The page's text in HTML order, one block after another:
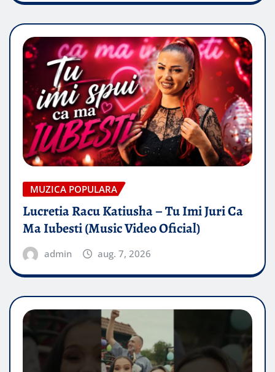
MUZICA POPULARA
Lucretia Racu Katiusha – Tu Imi Juri Ca
Ma Iubesti (Music Video Oficial)
admin aug. 7, 2026